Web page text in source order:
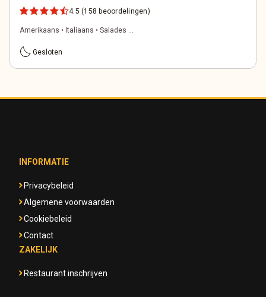
4.5 (158 beoordelingen)
Amerikaans • Italiaans • Salades ...
bedtime Gesloten
INFORMATIE
Privacybeleid
Algemene voorwaarden
Cookiebeleid
Contact
ZAKELIJK
Restaurant inschrijven